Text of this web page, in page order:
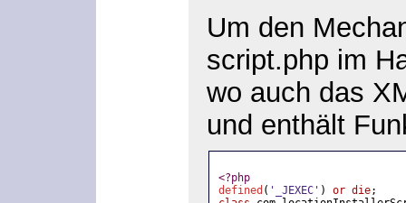
Um den
script.php im
wo auch das
und enthält
<?php
defined ( '_JEXEC' ) or die;